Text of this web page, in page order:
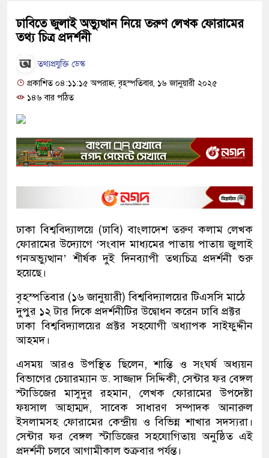
ঢাবিতে জুলাই অভ্যুত্থান নিয়ে তরুণ লেখক ফোরামের
তথ্য চিত্র প্রদর্শনী
তথ্যপ্রযুক্তি ডেস্ক
প্রকাশিত ০৪:১১:১৫ অপরাহ্ন, বৃহস্পতিবার, ১৬ জানুয়ারী ২০২৫
১৪৬ বার পঠিত
ঢাকা বিশ্ববিদ্যালয়ে (ঢাবি) বাংলাদেশ তরুণ কলাম লেখক
ফোরামের উদ্যোগে ‘সংবাদ মাধ্যমের পাতায় পাতায় জুলাই
গনঅভ্যুত্থান’ শীর্ষক দুই দিনব্যাপী তথ্যচিত্র প্রদর্শনী শুরু
হয়েছে।
বৃহস্পতিবার (১৬ জানুয়ারী) বিশ্ববিদ্যালয়ের টিএসসি মাঠে
দুপুর ১২ টার দিকে প্রদর্শনীটির উদ্বোধন করেন ঢাবি প্রক্টর
ঢাকা বিশ্ববিদ্যালয়ের প্রক্টর সহযোগী অধ্যাপক সাইফুদ্দীন
আহমদ।
এসময় আরও উপস্থিত ছিলেন, শান্তি ও সংঘর্ষ অধ্যয়ন
বিভাগের চেয়ারম্যান ড. সাজ্জাদ সিদ্দিকী, সেন্টার ফর বেঙ্গল
স্টাডিজের মাসুদুর রহমান, লেখক ফোরামের উপদেষ্টা
ফয়সাল আহাম্মদ, সাবেক সাধারণ সম্পাদক আনারুল
ইসলামসহ ফোরামের কেন্দ্রীয় ও বিভিন্ন শাখার সদস্যরা।
সেন্টার ফর বেঙ্গল স্টাডিজের সহযোগিতায় অনুষ্ঠিত এই
প্রদর্শনী চলবে আগামীকাল শুক্রবার পর্যন্ত।